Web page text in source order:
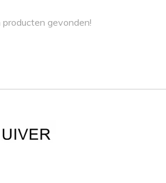
producten gevonden!